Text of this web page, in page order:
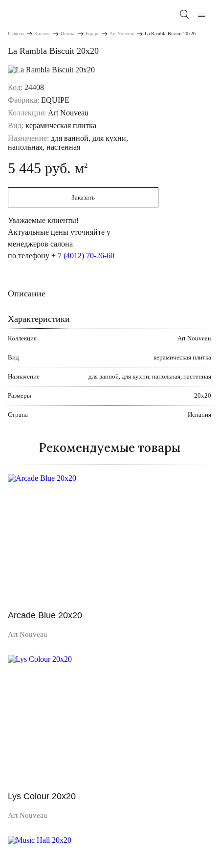
Главная Каталог Плитка Equipe Art Nouveau La Rambla Biscuit 20x20
La Rambla Biscuit 20x20
Код: 24408
Фабрика: EQUIPE
Коллекция: Art Nouveau
Вид: керамическая плитка
Назначение: для ванной, для кухни,
напольная, настенная
5 445 руб. м2
Заказать
Уважаемые клиенты!
Актуальные цены уточняйте у
менеджеров салона
по телефону + 7 (4012) 70-26-60
Описание
Характеристики
Коллекция Art Nouveau
Вид керамическая плитка
Назначение для ванной, для кухни, напольная, настенная
Размеры 20x20
Страна Испания
Рекомендуемые товары
Arcade Blue 20x20
Art Nouveau
Lys Colour 20x20
Art Nouveau